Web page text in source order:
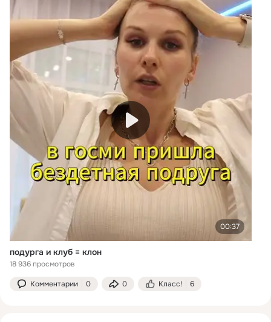
00:37
подурга и клуб = клон
18 936 просмотров
Комментарии 0 0 Класс! 6